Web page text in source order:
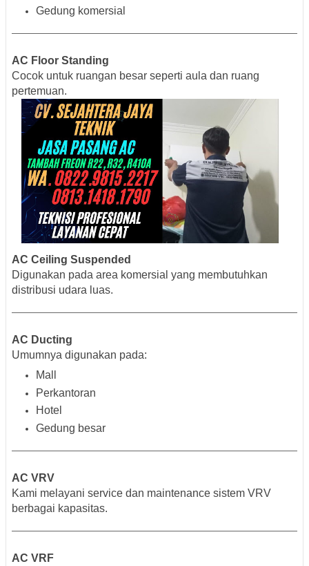
Gedung komersial
AC Floor Standing
Cocok untuk ruangan besar seperti aula dan ruang
pertemuan.
AC Ceiling Suspended
Digunakan pada area komersial yang membutuhkan
distribusi udara luas.
AC Ducting
Umumnya digunakan pada:
Mall
Perkantoran
Hotel
Gedung besar
AC VRV
Kami melayani service dan maintenance sistem VRV
berbagai kapasitas.
AC VRF